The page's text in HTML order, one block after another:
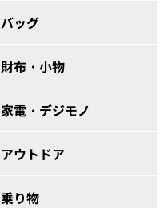
バッグ
財布・小物
家電・デジモノ
アウトドア
乗り物